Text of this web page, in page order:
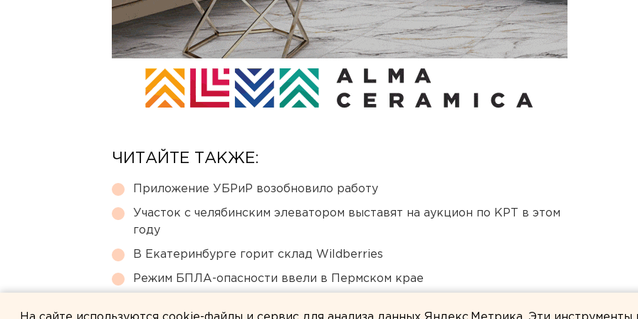
ЧИТАЙТЕ ТАКЖЕ:
Приложение УБРиР возобновило работу
Участок с челябинским элеватором выставят на аукцион по КРТ в этом
году
В Екатеринбурге горит склад Wildberries
Режим БПЛА-опасности ввели в Пермском крае